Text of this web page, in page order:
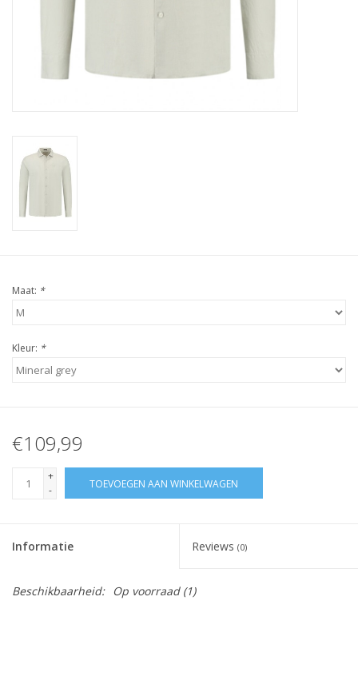
Maat: *
Kleur: *
€109,99
+
-
TOEVOEGEN AAN WINKELWAGEN
Informatie Reviews (0)
Beschikbaarheid: Op voorraad(1)